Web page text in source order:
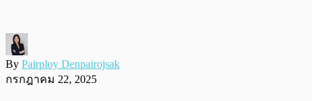
By Pairploy Denpairojsak
กรกฎาคม 22, 2025